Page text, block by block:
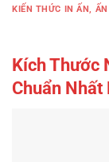
KIẾN THỨC IN ẤN,
Kích Thước
Chuẩn Nhất